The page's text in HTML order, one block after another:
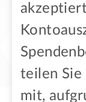
teilen Sie
mit,